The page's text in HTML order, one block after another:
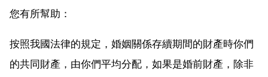
您有所幫助：
按照我國法律的規定，婚姻關係存續期間的財產時你們
的共同財產，由你們平均分配，如果是婚前財產，除非